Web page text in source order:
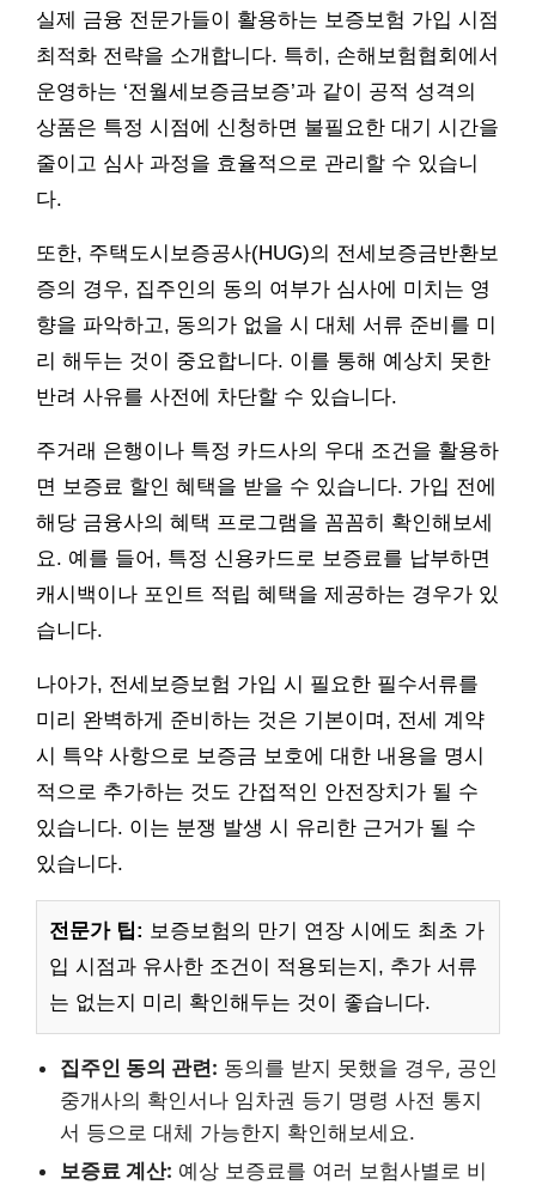
실제 금융 전문가들이 활용하는 보증보험 가입 시점
최적화 전략을 소개합니다. 특히, 손해보험협회에서
운영하는 ‘전월세보증금보증’과 같이 공적 성격의
상품은 특정 시점에 신청하면 불필요한 대기 시간을
줄이고 심사 과정을 효율적으로 관리할 수 있습니
다.
또한, 주택도시보증공사(HUG)의 전세보증금반환보
증의 경우, 집주인의 동의 여부가 심사에 미치는 영
향을 파악하고, 동의가 없을 시 대체 서류 준비를 미
리 해두는 것이 중요합니다. 이를 통해 예상치 못한
반려 사유를 사전에 차단할 수 있습니다.
주거래 은행이나 특정 카드사의 우대 조건을 활용하
면 보증료 할인 혜택을 받을 수 있습니다. 가입 전에
해당 금융사의 혜택 프로그램을 꼼꼼히 확인해보세
요. 예를 들어, 특정 신용카드로 보증료를 납부하면
캐시백이나 포인트 적립 혜택을 제공하는 경우가 있
습니다.
나아가, 전세보증보험 가입 시 필요한 필수서류를
미리 완벽하게 준비하는 것은 기본이며, 전세 계약
시 특약 사항으로 보증금 보호에 대한 내용을 명시
적으로 추가하는 것도 간접적인 안전장치가 될 수
있습니다. 이는 분쟁 발생 시 유리한 근거가 될 수
있습니다.
전문가 팁: 보증보험의 만기 연장 시에도 최초 가
입 시점과 유사한 조건이 적용되는지, 추가 서류
는 없는지 미리 확인해두는 것이 좋습니다.
집주인 동의 관련: 동의를 받지 못했을 경우, 공인
중개사의 확인서나 임차권 등기 명령 사전 통지
서 등으로 대체 가능한지 확인해보세요.
보증료 계산: 예상 보증료를 여러 보험사별로 비